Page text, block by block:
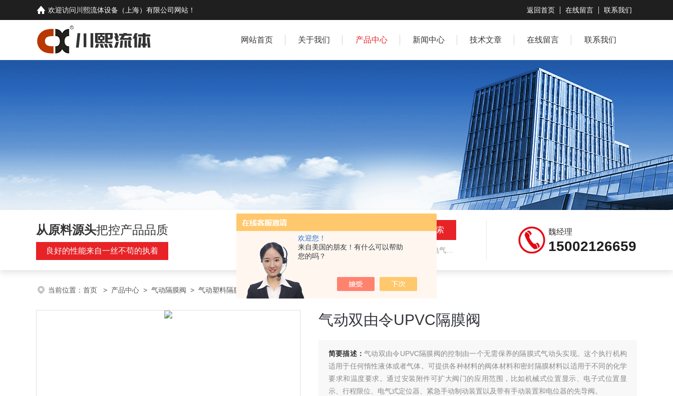
欢迎您！
来自美国的朋友！有什么可以帮助
您的吗？
欢迎访问 川熙流体设备（上海）有限公司 网站！ 返回首页 在线留言 联系我们
网站首页 关于我们 产品中心 新闻中心 技术文章 在线留言 联系我们
从原料源头把控产品品质
良好的性能来自一丝不苟的执着 热门关键词：气动隔膜阀,气动角座阀,电气动球阀,电气动蝶阀,比例调节阀
魏经理
15002126659
当前位置： 首页 > 产品中心 > 气动隔膜阀 > 气动塑料隔膜阀 > 气动双由令UPVC隔膜阀
气动双由令UPVC隔膜阀
简要描述： 气动双由令UPVC隔膜阀的控制由一个无需保养的隔膜式气动头实现。这个执行机构
适用于任何惰性液体或者气体。可提供各种材料的阀体材料和密封隔膜材料以适用于不同的化学
要求和温度要求。通过安装附件可扩大阀门的应用范围，比如机械式位置显示、电子式位置显
示、行程限位、电气式定位器、紧急手动制动装置以及带有手动装置和电位器的先导阀。